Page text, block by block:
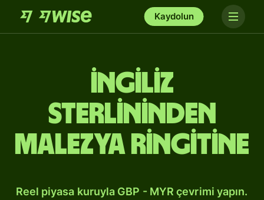
Kaydolun
İngiliz
sterlininden
Malezya ringitine
Reel piyasa kuruyla GBP - MYR çevrimi yapın.